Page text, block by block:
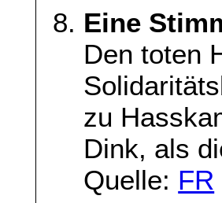
Eine
Den toten
zu
Dink, als
Quelle: FR